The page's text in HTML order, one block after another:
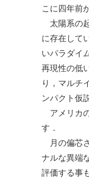
こに四年前
太陽系の
に存在して
いパラダイ
再現性の低
り，マルチ
ンパクト仮
アメリカ
す．
月の偏芯
ナルな異端
評価する事